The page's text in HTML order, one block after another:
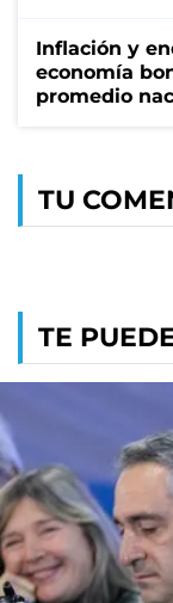
Inflación y
economía
promedio
TU
TE